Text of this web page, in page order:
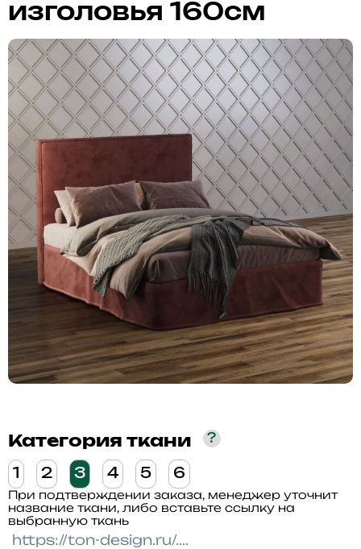
изголовья 160см
Категория ткани ?
1 2 3 4 5 6
При подтверждении заказа, менеджер уточнит
название ткани, либо вставьте ссылку на
выбранную ткань